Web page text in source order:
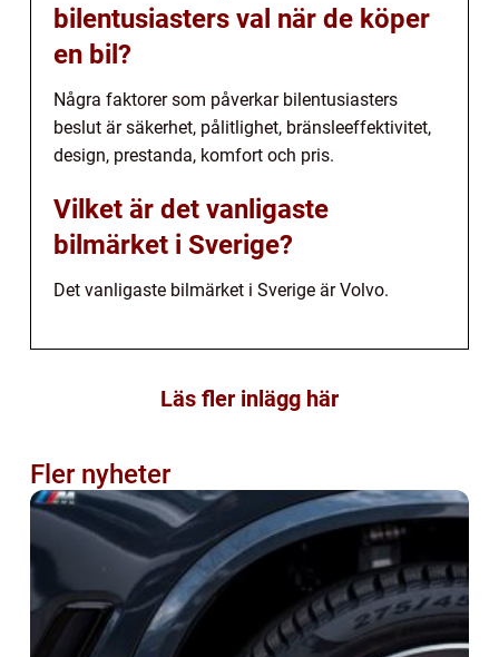
bilentusiasters val när de köper
en bil?
Några faktorer som påverkar bilentusiasters
beslut är säkerhet, pålitlighet, bränsleeffektivitet,
design, prestanda, komfort och pris.
Vilket är det vanligaste
bilmärket i Sverige?
Det vanligaste bilmärket i Sverige är Volvo.
Läs fler inlägg här
Fler nyheter